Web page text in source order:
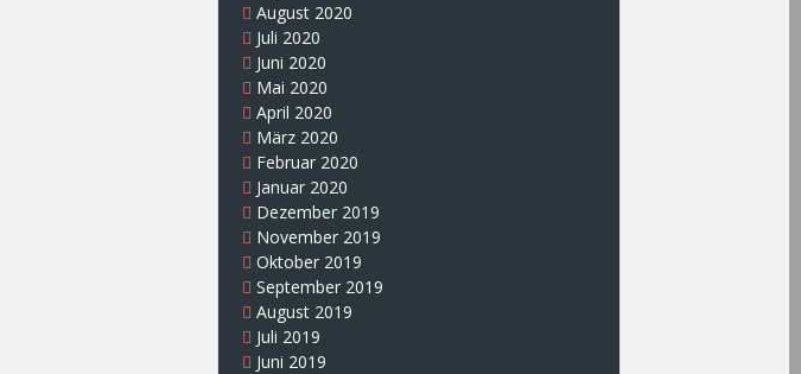
August 2020
Juli 2020
Juni 2020
Mai 2020
April 2020
März 2020
Februar 2020
Januar 2020
Dezember 2019
November 2019
Oktober 2019
September 2019
August 2019
Juli 2019
Juni 2019